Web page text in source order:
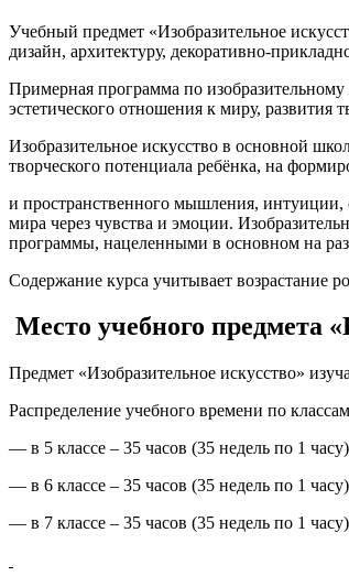
Учебный предмет «Изобразительное
дизайн, архитектуру, декоративно-
Примерная программа по
эстетического отношения к миру, развития
Изобразительное искусство в основной
творческого потенциала ребёнка, на
и пространственного мышления,
мира через чувства и эмоции.
программы, нацеленными в основном на
Содержание курса учитывает возрастание
Место учебного предмета
Предмет «Изобразительное искусство»
Распределение учебного времени по
— в 5 классе – 35 часов (35 недель по 1
— в 6 классе – 35 часов (35 недель по 1
— в 7 классе – 35 часов (35 недель по 1